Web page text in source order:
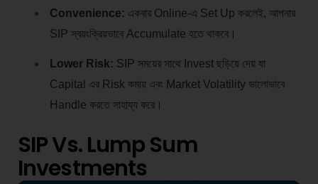
Convenience: একবার Online-এ Set Up করলেই, আপনার
SIP স্বয়ংক্রিয়ভাবে Accumulate হতে থাকবে।
Lower Risk: SIP সময়ের সাথে Invest ছড়িয়ে দেয় যা
Capital এর Risk কমায় এবং Market Volatility ভালোভাবে
Handle করতে সাহায্য করে।
SIP Vs. Lump Sum
Investments